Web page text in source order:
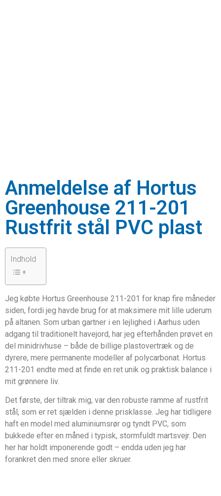
Anmeldelse af Hortus
Greenhouse 211-201
Rustfrit stål PVC plast
Indhold
Jeg købte Hortus Greenhouse 211-201 for knap fire måneder
siden, fordi jeg havde brug for at maksimere mit lille uderum
på altanen. Som urban gartner i en lejlighed i Aarhus uden
adgang til traditionelt havejord, har jeg efterhånden prøvet en
del minidrivhuse – både de billige plastovertræk og de
dyrere, mere permanente modeller af polycarbonat. Hortus
211-201 endte med at finde en ret unik og praktisk balance i
mit grønnere liv.
Det første, der tiltrak mig, var den robuste ramme af rustfrit
stål, som er ret sjælden i denne prisklasse. Jeg har tidligere
haft en model med aluminiumsrør og tyndt PVC, som
bukkede efter en måned i typisk, stormfuldt martsvejr. Den
her har holdt imponerende godt – endda uden jeg har
forankret den med snore eller skruer.